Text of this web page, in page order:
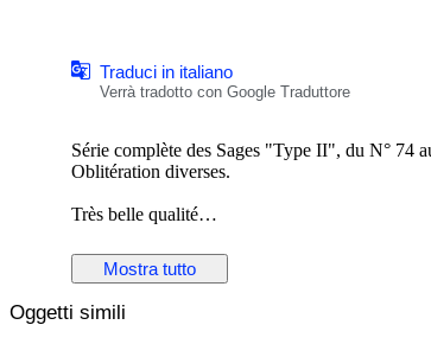
Traduci in italiano
Verrà tradotto con Google Traduttore
Série complète des Sages "Type II", du N° 74
Oblitération diverses.
Très belle qualité
Cote Yvert 2026 : 907 €
Mostra tutto
Oggetti simili